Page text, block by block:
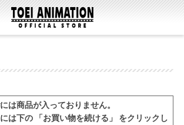
は商品が入っておりません。
は下の 「お買い物を続ける」 をクリックし